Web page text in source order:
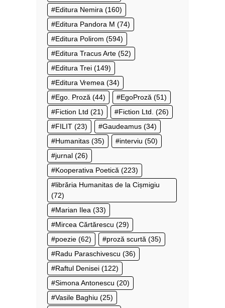
Editura Nemira (160)
Editura Pandora M (74)
Editura Polirom (594)
Editura Tracus Arte (52)
Editura Trei (149)
Editura Vremea (34)
Ego. Proză (44) EgoProză (51)
Fiction Ltd (21) Fiction Ltd. (26)
FILIT (23) Gaudeamus (34)
Humanitas (35) interviu (50)
jurnal (26)
Kooperativa Poetică (223)
librăria Humanitas de la Cișmigiu
(72)
Marian Ilea (33)
Mircea Cărtărescu (29)
poezie (62) proză scurtă (35)
Radu Paraschivescu (36)
Raftul Denisei (122)
Simona Antonescu (20)
Vasile Baghiu (25)